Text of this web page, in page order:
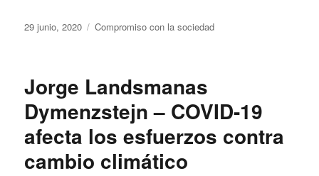
Publicado
29 junio, 2020 Categorías
Compromiso con la sociedad
Jorge Landsmanas
Dymenzstejn – COVID-19
afecta los esfuerzos contra
cambio climático